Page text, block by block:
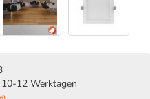
12 Werktagen